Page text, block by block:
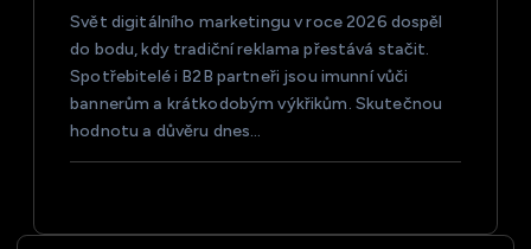
Svět digitálního marketingu v roce 2026 dospěl
do bodu, kdy tradiční reklama přestává stačit.
Spotřebitelé i B2B partneři jsou imunní vůči
bannerům a krátkodobým výkřikům. Skutečnou
hodnotu a důvěru dnes…